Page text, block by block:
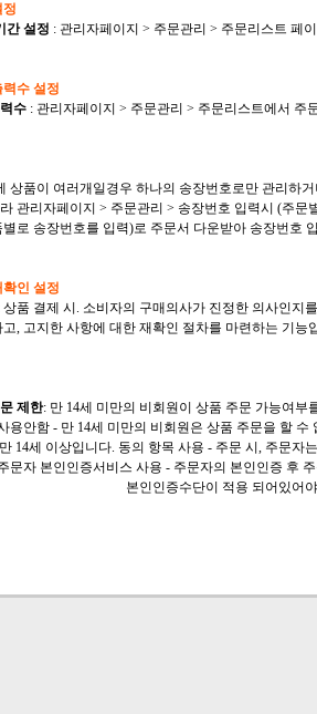
정
간 설정 : 관리자페이지 > 주문관리 > 주문리스트 페
력수 설정
수 : 관리자페이지 > 주문관리 > 주문리스트에서
상품이 여러개일경우 하나의 송장번호로만 관리하
이지 > 주문관리 > 송장번호 입력시 (주문별 :
번호를 입력)로 주문서 다운받아 송장번호 입
확인 설정
상품 결제 시. 소비자의 구매의사가 진정한 의사인지
에 대한 재확인 절차를 마련하는 기능입니다
제한: 만 14세 미만의 비회원이 상품 주문 가능여부
미만의 비회원은 상품 주문을 할 수 없
동의 항목 사용 - 주문 시, 주문자는 만 14
사용 - 주문자의 본인인증 후 주문이 가
적용 되어있어야만 서비스